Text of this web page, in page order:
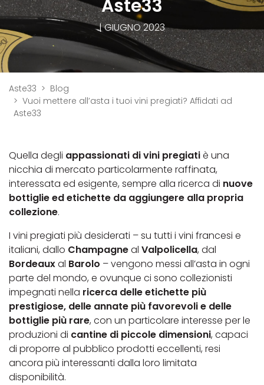
Aste33
| GIUGNO 2023
Aste33
Blog
Vuoi mettere all’asta i tuoi vini pregiati? Affidati ad
Aste33
Quella degli appassionati di vini pregiatiè una
nicchia di mercato particolarmente raffinata,
interessata ed esigente, sempre alla ricerca di nuove
bottiglie ed etichette da aggiungere alla propria
collezione.
I vini pregiati più desiderati – su tutti i vini francesi e
italiani, dallo Champagneal Valpolicella, dal
Bordeauxal Barolo – vengono messi all’asta in ogni
parte del mondo, e ovunque ci sono collezionisti
impegnati nella ricerca delle etichette più
prestigiose, delle annate più favorevoli e delle
bottiglie più rare, con un particolare interesse per le
produzioni di cantine di piccole dimensioni, capaci
di proporre al pubblico prodotti eccellenti, resi
ancora più interessanti dalla loro limitata
disponibilità.